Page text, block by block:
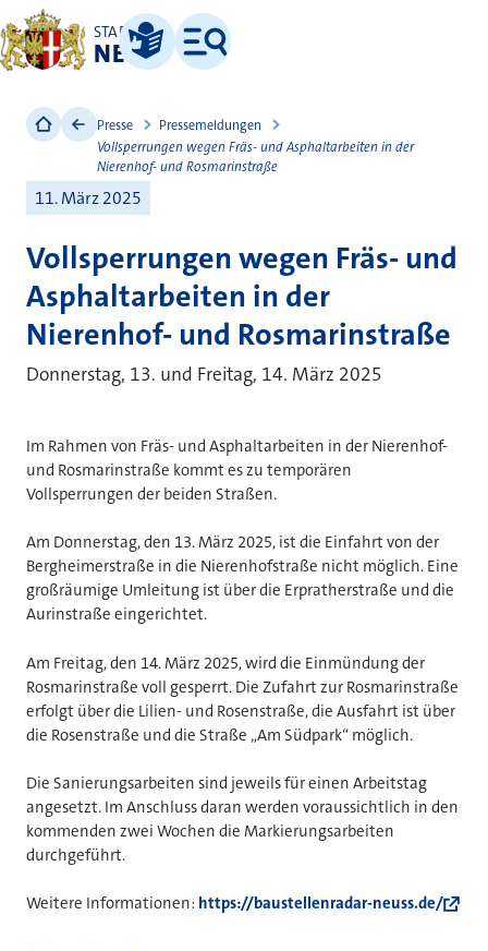
STADT
NEUSS
Leichte Sprache
Menü
Presse
Pressemeldungen
Vollsperrungen wegen Fräs- und Asphaltarbeiten in der
Nierenhof- und Rosmarinstraße
11. März 2025
Vollsperrungen wegen Fräs- und
Asphaltarbeiten in der
Nierenhof- und Rosmarinstraße
Donnerstag, 13. und Freitag, 14. März 2025
Im Rahmen von Fräs- und Asphaltarbeiten in der Nierenhof-
und Rosmarinstraße kommt es zu temporären
Vollsperrungen der beiden Straßen.
Am Donnerstag, den 13. März 2025, ist die Einfahrt von der
Bergheimerstraße in die Nierenhofstraße nicht möglich. Eine
großräumige Umleitung ist über die Erpratherstraße und die
Aurinstraße eingerichtet.
Am Freitag, den 14. März 2025, wird die Einmündung der
Rosmarinstraße voll gesperrt. Die Zufahrt zur Rosmarinstraße
erfolgt über die Lilien- und Rosenstraße, die Ausfahrt ist über
die Rosenstraße und die Straße „Am Südpark“ möglich.
Die Sanierungsarbeiten sind jeweils für einen Arbeitstag
angesetzt. Im Anschluss daran werden voraussichtlich in den
kommenden zwei Wochen die Markierungsarbeiten
durchgeführt.
Weitere Informationen: https://baustellenradar-neuss.de/